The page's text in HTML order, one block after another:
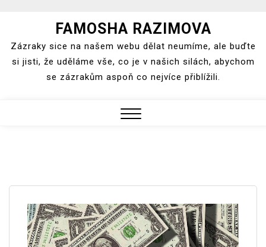
content
FAMOSHA RAZIMOVA
Zázraky sice na našem webu dělat neumíme, ale buďte
si jisti, že uděláme vše, co je v našich silách, abychom
se zázrakům aspoň co nejvíce přiblížili.